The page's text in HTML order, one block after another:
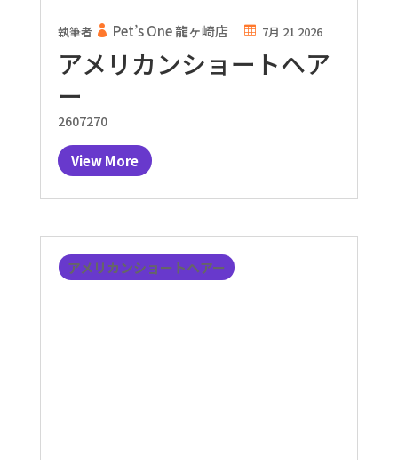
アメリカンショートヘア
ー
執筆者 Pet’s One 龍ヶ崎店 7月 21 2026
2607270
View More
アメリカンショートヘアー